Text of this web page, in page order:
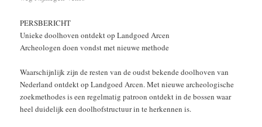
PERSBERICHT
Unieke doolhoven ontdekt op Landgoed Arcen
Archeologen doen vondst met nieuwe methode
Waarschijnlijk zijn de resten van de oudst bekende doolhoven van
Nederland ontdekt op Landgoed Arcen. Met nieuwe archeologische
zoekmethodes is een regelmatig patroon ontdekt in de bossen waar
heel duidelijk een doolhofstructuur in te herkennen is.